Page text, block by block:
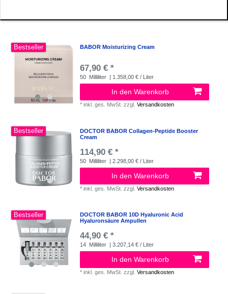
Bestseller BABOR Moisturizing Cream
67,90 € *
50 Milliliter | 1.358,00 € / Liter
In den Warenkorb
*inkl. ges. MwSt. zzgl.Versandkosten
Bestseller
DOCTOR BABOR Collagen-Peptide Booster
Cream
114,90 € *
50 Milliliter | 2.298,00 € / Liter
In den Warenkorb
*inkl. ges. MwSt. zzgl.Versandkosten
Bestseller
DOCTOR BABOR 10D Hyaluronic Acid
Hyaluronsäure Ampullen
44,90 € *
14 Milliliter | 3.207,14 € / Liter
In den Warenkorb
*inkl. ges. MwSt. zzgl.Versandkosten